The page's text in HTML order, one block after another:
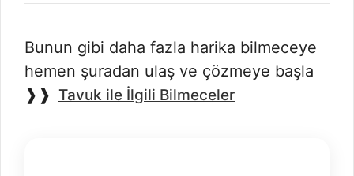
Bunun gibi daha fazla harika bilmeceye
hemen şuradan ulaş ve çözmeye başla
❱❱ Tavuk ile İlgili Bilmeceler